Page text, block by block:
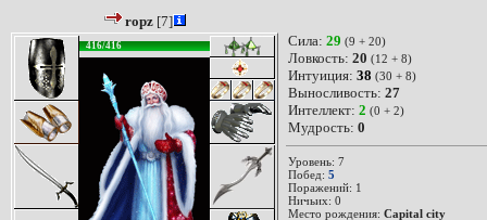
ropz[7]
416/416 Сила: 29 (9 + 20)
Ловкость: 20 (12 + 8)
Интуиция: 38 (30 + 8)
Выносливость: 27
Интеллект: 2 (0 + 2)
Мудрость: 0
Уровень: 7
Побед: 5
Поражений: 1
Ничьих: 0
Место рождения: Capital city